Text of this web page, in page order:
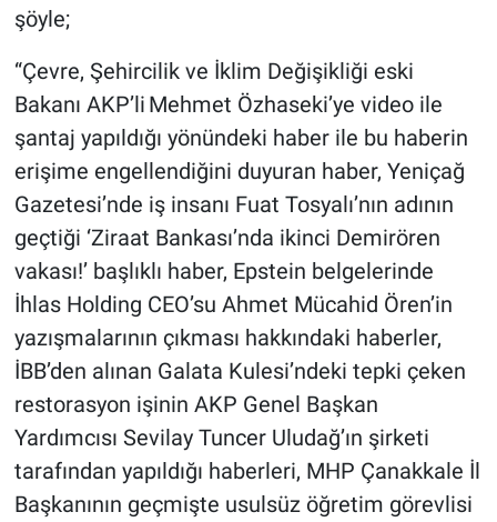
şöyle;
“Çevre, Şehircilik ve İklim Değişikliği eski
Bakanı AKP’li Mehmet Özhaseki’ye video ile
şantaj yapıldığı yönündeki haber ile bu haberin
erişime engellendiğini duyuran haber, Yeniçağ
Gazetesi’nde iş insanı Fuat Tosyalı’nın adının
geçtiği ‘Ziraat Bankası’nda ikinci Demirören
vakası!’ başlıklı haber, Epstein belgelerinde
İhlas Holding CEO’su Ahmet Mücahid Ören’in
yazışmalarının çıkması hakkındaki haberler,
İBB’den alınan Galata Kulesi’ndeki tepki çeken
restorasyon işinin AKP Genel Başkan
Yardımcısı Sevilay Tuncer Uludağ’ın şirketi
tarafından yapıldığı haberleri, MHP Çanakkale İl
Başkanının geçmişte usulsüz öğretim görevlisi